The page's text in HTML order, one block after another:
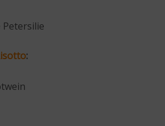
Petersilie
: